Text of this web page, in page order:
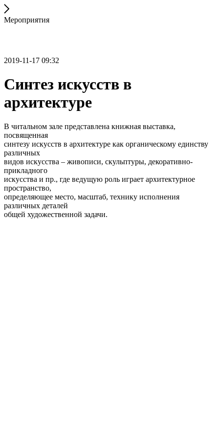
Мероприятия
2019-11-17 09:32
Синтез искусств в
архитектуре
В читальном зале представлена книжная выставка,
посвященная
синтезу искусств в архитектуре как органическому единству
различных
видов искусства – живописи, скульптуры, декоративно-
прикладного
искусства и пр., где ведущую роль играет архитектурное
пространство,
определяющее место, масштаб, технику исполнения
различных деталей
общей художественной задачи.